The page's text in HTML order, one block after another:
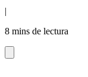
|
8 mins de lectura